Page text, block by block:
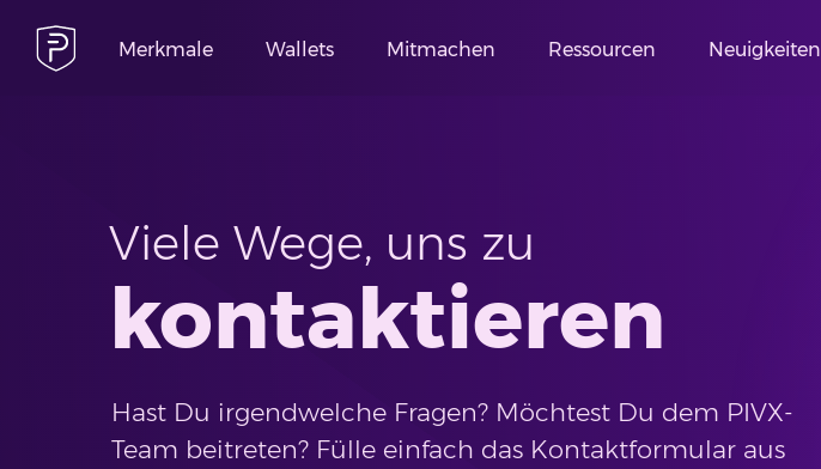
Merkmale Wallets Mitmachen Ressourcen Neuigkeiten
Viele Wege, uns zu
kontaktieren
Hast Du irgendwelche Fragen? Möchtest Du dem PIVX-
Team beitreten? Fülle einfach das Kontaktformular aus